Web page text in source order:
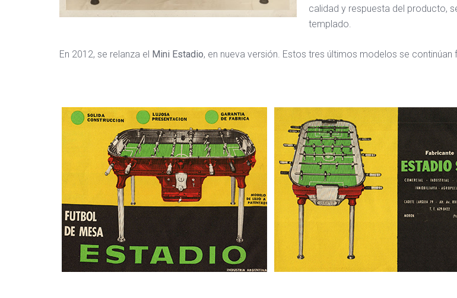
calidad y respuesta del producto,
templado.
En 2012, se relanza el Mini Estadio, en nueva versión. Estos tres últimos modelos se